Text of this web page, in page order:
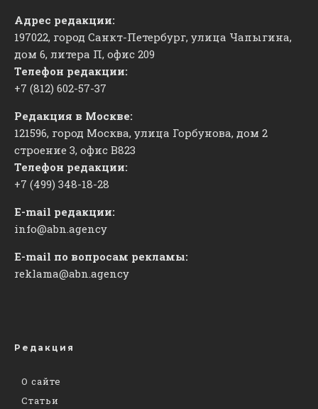
Адрес редакции:
197022, город Санкт-Петербург, улица Чапыгина,
дом 6, литера П, офис 209
Телефон редакции:
+7 (812) 602-57-37
Редакция в Москве:
121596, город Москва, улица Горбунова, дом 2
строение 3, офис ​В823
Телефон редакции:
+7 (499) 348-18-28
E-mail редакции:
info@abn.agency
E-mail по вопросам рекламы:
reklama@abn.agency
Редакция
О сайте
Статьи